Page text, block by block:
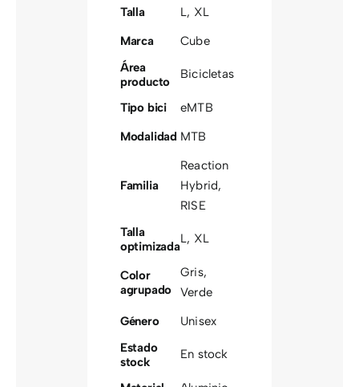
Talla
L, XL
Marca
Cube
Área
producto
Bicicletas
Tipo bici
eMTB
Modalidad MTB
Familia
Reaction
Hybrid,
RISE
Talla
optimizada
L, XL
Color
agrupado
Gris,
Verde
Género
Unisex
Estado
stock
En stock